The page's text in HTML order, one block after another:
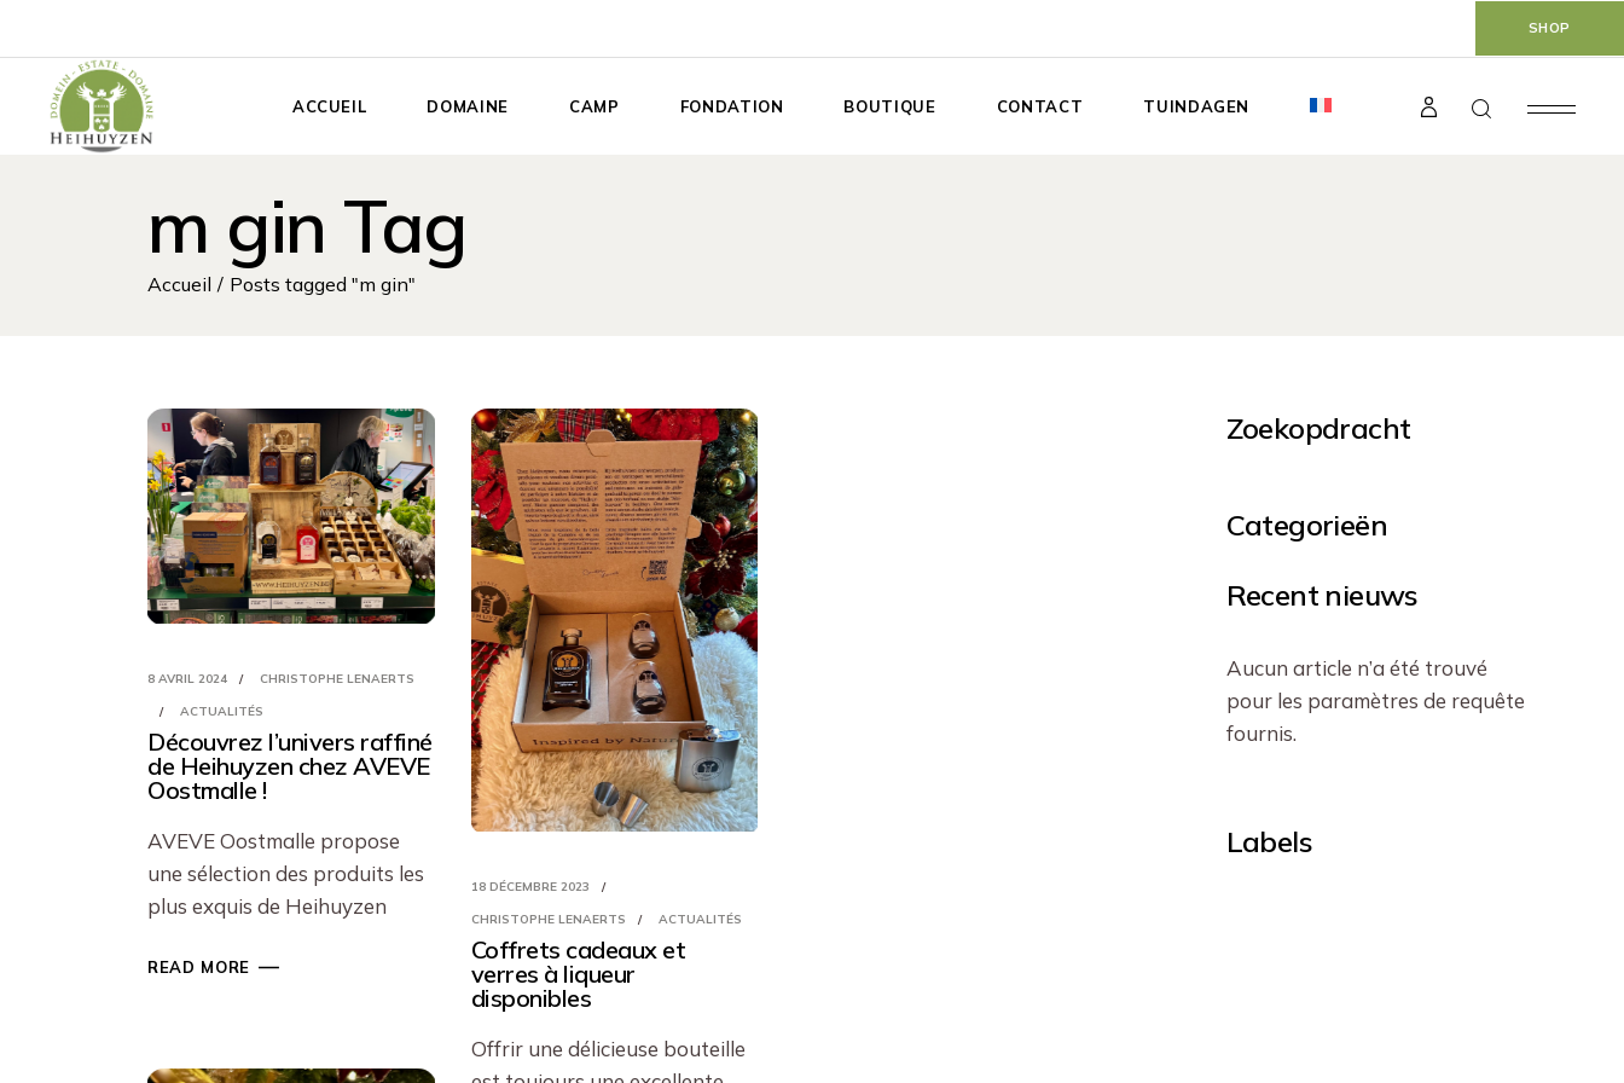
SHOP
ACCUEIL DOMAINE CAMP FONDATION BOUTIQUE CONTACT TUINDAGEN
m gin Tag
Accueil Posts tagged "m gin"
8 AVRIL 2024 CHRISTOPHE LENAERTS
ACTUALITÉS
Découvrez l’univers raffiné
de Heihuyzen chez AVEVE
Oostmalle !
AVEVE Oostmalle propose
une sélection des produits les
plus exquis de Heihuyzen
READ MORE
18 DÉCEMBRE 2023
CHRISTOPHE LENAERTS ACTUALITÉS
Coffrets cadeaux et
verres à liqueur
disponibles
Offrir une délicieuse bouteille
Zoekopdracht
Categorieën
Recent nieuws
Aucun article n’a été trouvé
pour les paramètres de requête
fournis.
Labels